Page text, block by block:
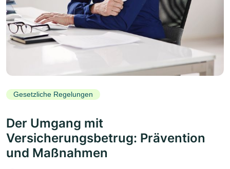
Gesetzliche Regelungen
Der Umgang mit
Versicherungsbetrug: Prävention
und Maßnahmen